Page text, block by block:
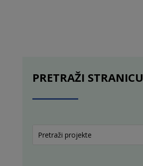
PRETRAŽI STRANICU